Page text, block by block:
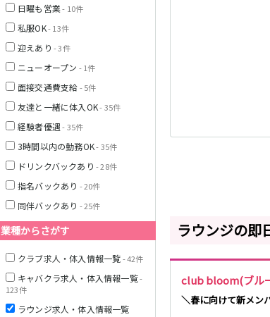
ラウンジの即
club bloom(ブル
＼春に向けて新メン
日曜も営業- 10件
私服OK- 13件
迎えあり - 3件
ニューオープン - 1件
面接交通費支給- 5件
友達と一緒に体入OK- 35件
経験者優遇- 35件
3時間以内の勤務OK- 35件
ドリンクバックあり - 28件
指名バックあり - 20件
同伴バックあり - 25件
業種からさがす
クラブ求人・体入情報一覧- 42件
キャバクラ求人・体入情報一覧-
123件
ラウンジ求人・体入情報一覧
線)(神戸～姫路)
神戸三宮駅
JR山陽本線(姫路
～岡山)
姫路駅
JR大阪環状線 大阪駅